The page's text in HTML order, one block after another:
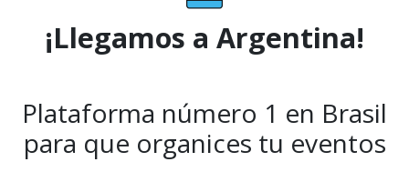
¡Llegamos a Argentina!
Plataforma número 1 en Brasil
para que organices tu eventos